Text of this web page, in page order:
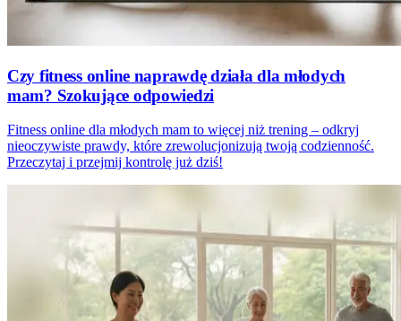
Czy fitness online naprawdę działa dla młodych
mam? Szokujące odpowiedzi
Fitness online dla młodych mam to więcej niż trening – odkryj
nieoczywiste prawdy, które zrewolucjonizują twoją codzienność.
Przeczytaj i przejmij kontrolę już dziś!